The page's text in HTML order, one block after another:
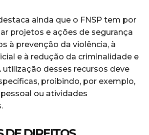
ainda que o FNSP tem por
projetos e ações de segurança
à prevenção da violência, à
e à redução da criminalidade e
utilização desses recursos deve
proibindo, por exemplo,
ou atividades